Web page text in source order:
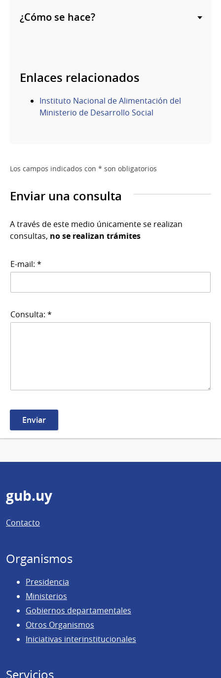
¿Cómo se hace?
Enlaces relacionados
Instituto Nacional de Alimentación del
Ministerio de Desarrollo Social
Los campos indicados con * son obligatorios
Enviar una consulta
A través de este medio únicamente se realizan
consultas, no se realizan trámites
E-mail: *
Consulta: *
Pie
de
página
gub.uy
Contacto
Organismos
Presidencia
Ministerios
Gobiernos departamentales
Otros Organismos
Iniciativas interinstitucionales
Servicios